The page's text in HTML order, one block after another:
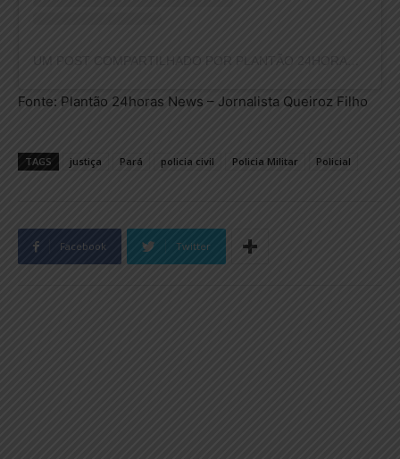
Fonte: Plantão 24horas News – Jornalista Queiroz Filho
TAGS justiça Pará policia civil Policia Militar Policial
Facebook Twitter